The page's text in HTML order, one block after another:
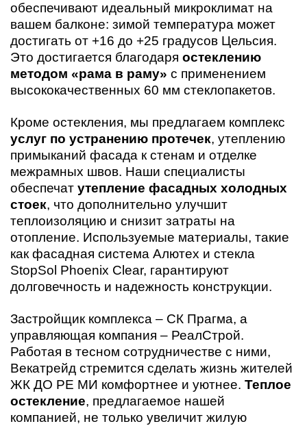
обеспечивают идеальный микроклимат на
вашем балконе: зимой температура может
достигать от +16 до +25 градусов Цельсия.
Это достигается благодаря остеклению
методом «рама в раму» с применением
высококачественных 60 мм стеклопакетов.
Кроме остекления, мы предлагаем комплекс
услуг по устранению протечек, утеплению
примыканий фасада к стенам и отделке
межрамных швов. Наши специалисты
обеспечат утепление фасадных холодных
стоек, что дополнительно улучшит
теплоизоляцию и снизит затраты на
отопление. Используемые материалы, такие
как фасадная система Алютех и стекла
StopSol Phoenix Clear, гарантируют
долговечность и надежность конструкции.
Застройщик комплекса – СК Прагма, а
управляющая компания – РеалСтрой.
Работая в тесном сотрудничестве с ними,
Векатрейд стремится сделать жизнь жителей
ЖК ДО РЕ МИ комфортнее и уютнее. Теплое
остекление, предлагаемое нашей
компанией, не только увеличит жилую